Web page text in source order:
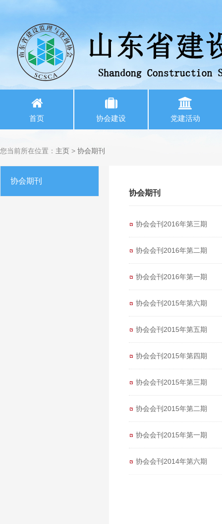
首页 协会建设 党建活动
您当前所在位置： 主页 > 协会期刊
协会期刊
协会期刊
协会会刊2016年第三期
协会会刊2016年第二期
协会会刊2016年第一期
协会会刊2015年第六期
协会会刊2015年第五期
协会会刊2015年第四期
协会会刊2015年第三期
协会会刊2015年第二期
协会会刊2015年第一期
协会会刊2014年第六期